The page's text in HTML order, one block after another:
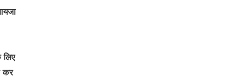
लिए
कर